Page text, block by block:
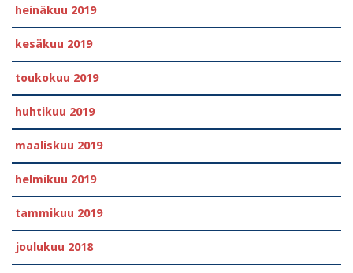
heinäkuu 2019
kesäkuu 2019
toukokuu 2019
huhtikuu 2019
maaliskuu 2019
helmikuu 2019
tammikuu 2019
joulukuu 2018